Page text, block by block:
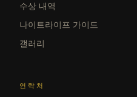
수상 내역
나이트라이프 가이드
갤러리
연락처